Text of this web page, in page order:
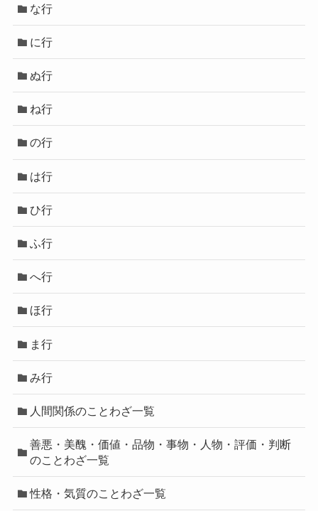
な行
に行
ぬ行
ね行
の行
は行
ひ行
ふ行
へ行
ほ行
ま行
み行
人間関係のことわざ一覧
善悪・美醜・価値・品物・事物・人物・評価・判断
のことわざ一覧
性格・気質のことわざ一覧